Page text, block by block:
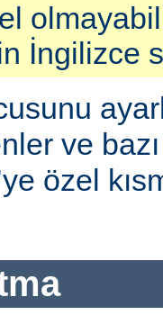
İngilizce
ve
özel